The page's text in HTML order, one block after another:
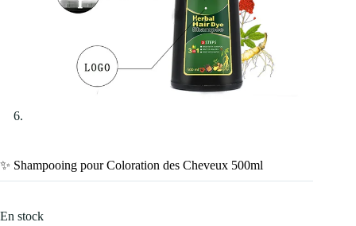
✨ Shampooing pour Coloration des Cheveux 500ml
En stock